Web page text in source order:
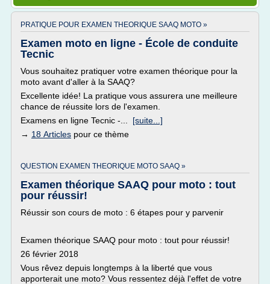
PRATIQUE POUR EXAMEN THEORIQUE SAAQ MOTO »
Examen moto en ligne - École de conduite
Tecnic
Vous souhaitez pratiquer votre examen théorique pour la
moto avant d'aller à la SAAQ?
Excellente idée! La pratique vous assurera une meilleure
chance de réussite lors de l'examen.
Examens en ligne Tecnic -... [suite...]
→ 18 Articles pour ce thème
QUESTION EXAMEN THEORIQUE MOTO SAAQ »
Examen théorique SAAQ pour moto : tout
pour réussir!
Réussir son cours de moto : 6 étapes pour y parvenir
Examen théorique SAAQ pour moto : tout pour réussir!
26 février 2018
Vous rêvez depuis longtemps à la liberté que vous
apporterait une moto? Vous ressentez déjà l'effet de votre